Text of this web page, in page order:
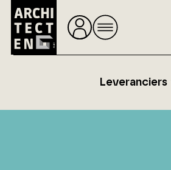
Leveranciers